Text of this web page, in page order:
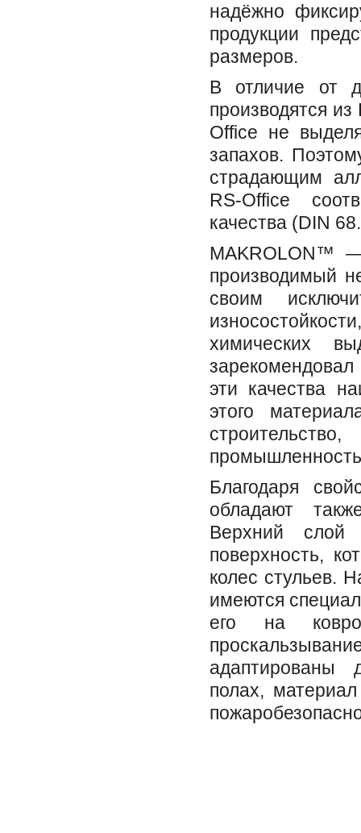
надёжно
продукции
размеров.
В отличие от
производятся
Office не
запахов.
страдающим
RS-Office
качества (DIN
МAKROLON™ —
производимый
своим
химических
эти качества
этого
Благодаря
обладают
Верхний слой
поверхность,
колес стульев.
имеются
его на
адаптированы
полах,